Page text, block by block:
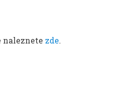
naleznete zde.